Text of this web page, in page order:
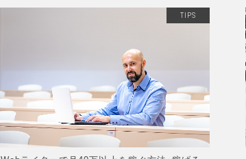
TIPS